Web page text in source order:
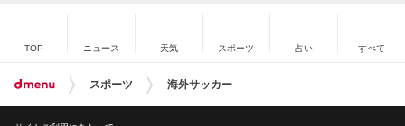
TOP ニュース 天気 スポーツ 占い すべて
スポーツ 海外サッカー